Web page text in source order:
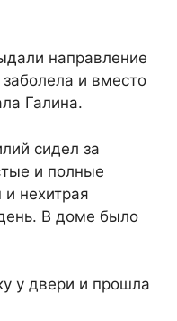
направление
и вместо
Галина.
сидел за
и полные
нехитрая
В доме было
у двери и прошла